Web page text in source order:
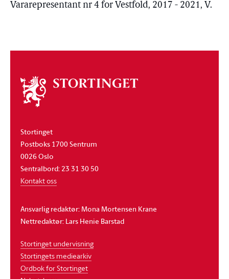
Vararepresentant nr 4 for Vestfold, 2017 - 2021, V.
Om
stortinget
Stortinget
Postboks 1700 Sentrum
0026 Oslo
Sentralbord: 23 31 30 50
Kontakt oss
Ansvarlig redaktør: Mona Mortensen Krane
Nettredaktør: Lars Henie Barstad
Stortinget undervisning
Stortingets mediearkiv
Ordbok for Stortinget